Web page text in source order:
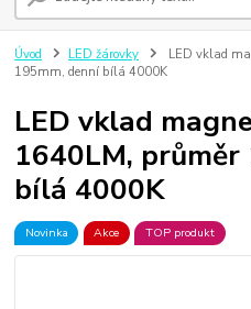
Úvod LED žárovky
LED vklad
195mm, denní bílá 4000K
LED vklad
1640LM,
bílá 4000K
Novinka Akce TOP produkt